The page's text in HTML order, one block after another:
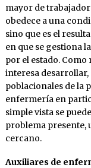
mayor de
obedece a una
sino que es el
en que se gestiona
por el estado.
interesa
poblacionales de la
enfermería en
simple vista se
problema presente,
cercano.
Auxiliares de